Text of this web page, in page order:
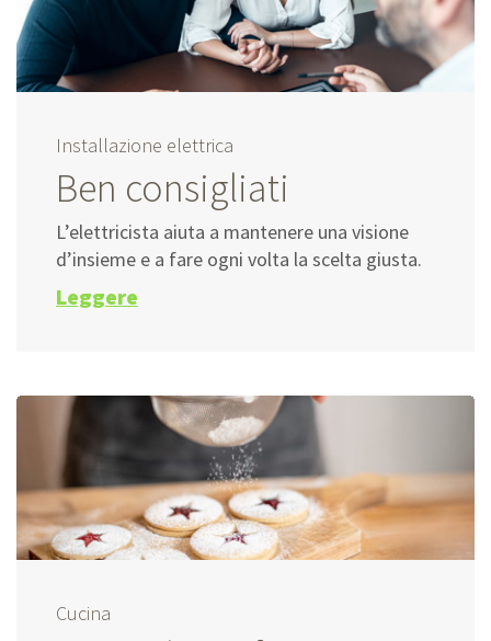
Installazione elettrica
Ben consigliati
L’elettricista aiuta a mantenere una visione
d’insieme e a fare ogni volta la scelta giusta.
Leggere
Cucina